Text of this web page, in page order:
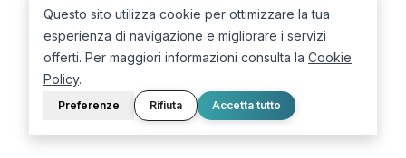
Cookie Policy
© 2026 D.Lab S.r.l. — InBuoneMani
Questo sito utilizza cookie per ottimizzare la tua
esperienza di navigazione e migliorare i servizi
offerti. Per maggiori informazioni consulta la Cookie
Policy.
Preferenze Rifiuta Accetta tutto